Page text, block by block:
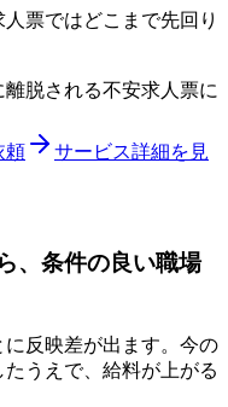
票ではどこまで先回り
離脱される不安求人票に
頼
サービス詳細を見
、条件の良い職場
反映差が出ます。今の
うえで、給料が上がる